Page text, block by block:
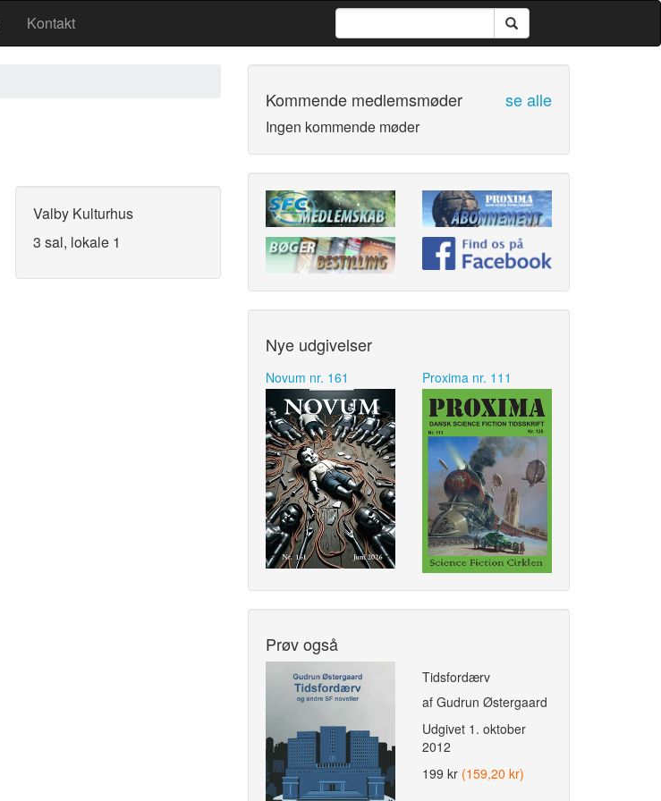
Kontakt
Valby Kulturhus
3 sal, lokale 1
Kommende medlemsmøder se alle
Ingen kommende møder
Nye udgivelser
Novum nr. 161 Proxima nr. 111
Prøv også
Tidsfordærv
af Gudrun Østergaard
Udgivet 1. oktober
2012
199 kr (159,20 kr)